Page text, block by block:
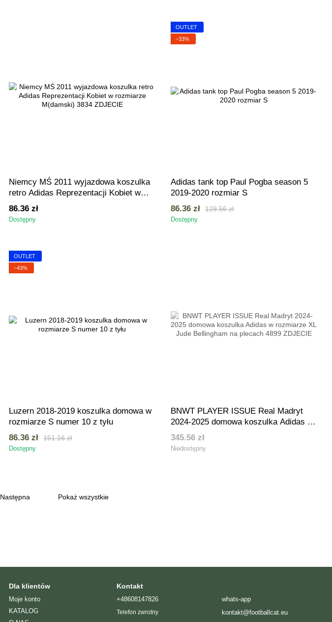
Niemcy MŚ 2011 wyjazdowa koszulka
retro Adidas Reprezentacji Kobiet w
rozmiarze M(damski)
86.36 zł
Dostępny
OUTLET
−33%
Adidas tank top Paul Pogba season 5
2019-2020 rozmiar S
129.56 zł
86.36 zł
Dostępny
OUTLET
−43%
Luzern 2018-2019 koszulka domowa w
rozmiarze S numer 10 z tyłu
151.16 zł
86.36 zł
Dostępny
BNWT PLAYER ISSUE Real Madryt
2024-2025 domowa koszulka Adidas w
rozmiarze XL Jude Bellingham na
plecach
345.56 zł
Niedostępny
Następna Pokaż wszystkie
Dla klientów
Moje konto
KATALOG
Kontakt
+48608147826
Telefon zwrotny
whats-app
kontakt@footballcat.eu